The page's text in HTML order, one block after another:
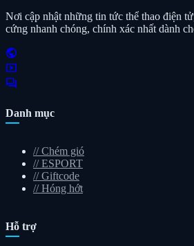
Nơi cập nhật những tin tức thể thao điện
cứng nhanh chóng, chính xác nhất dành
public
smart_display
forum
Danh mục
// Chém gió
// ESPORT
// Giftcode
// Hóng hớt
Hỗ trợ